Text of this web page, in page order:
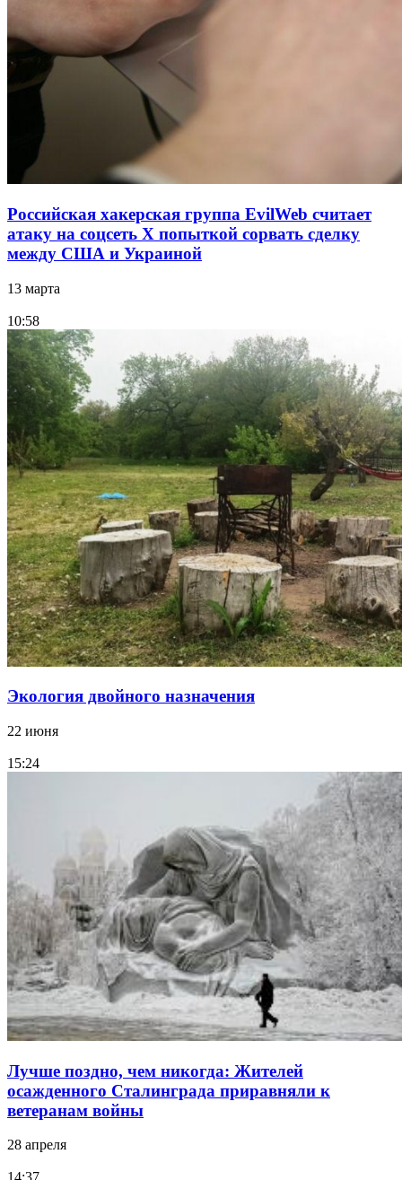
Российская хакерская группа EvilWeb считает
атаку на соцсеть Х попыткой сорвать сделку
между США и Украиной
13 марта
10:58
Экология двойного назначения
22 июня
15:24
Лучше поздно, чем никогда: Жителей
осажденного Сталинграда приравняли к
ветеранам войны
28 апреля